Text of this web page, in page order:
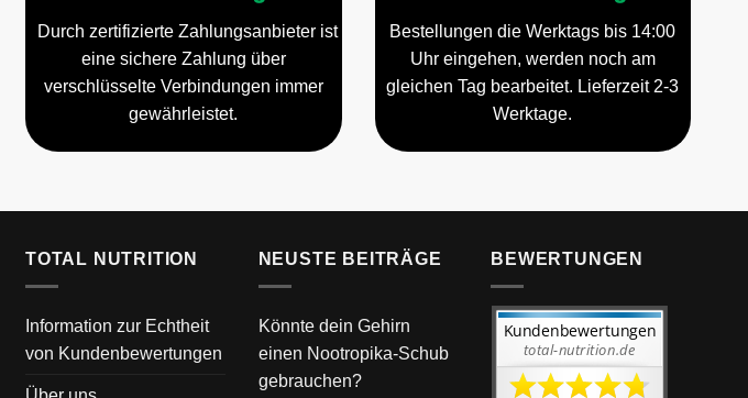
Durch zertifizierte Zahlungsanbieter ist
eine sichere Zahlung über
verschlüsselte Verbindungen immer
gewährleistet.
Bestellungen die Werktags bis 14:00
Uhr eingehen, werden noch am
gleichen Tag bearbeitet. Lieferzeit 2-3
Werktage.
TOTAL NUTRITION
Information zur Echtheit
von Kundenbewertungen
NEUSTE BEITRÄGE
Könnte dein Gehirn
einen Nootropika-Schub
gebrauchen?
BEWERTUNGEN